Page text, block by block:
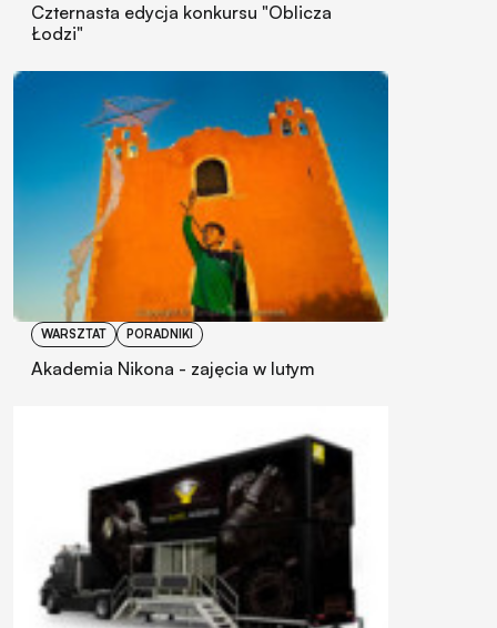
Czternasta edycja konkursu "Oblicza
Łodzi"
WARSZTAT PORADNIKI
Akademia Nikona - zajęcia w lutym